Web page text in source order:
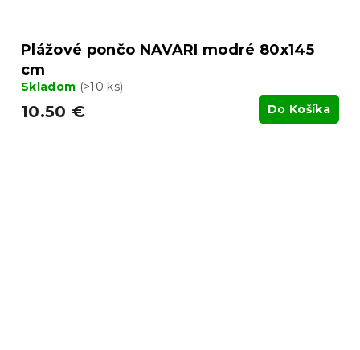
Plážové pončo NAVARI modré 80x145
cm
Skladom (>10 ks)
10.50 € Do Košíka